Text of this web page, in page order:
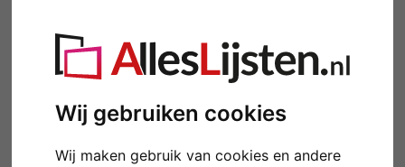
Wij gebruiken cookies
Wij maken gebruik van cookies en andere